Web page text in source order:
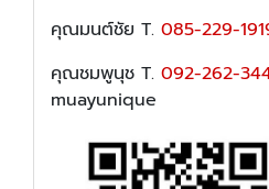
คุณมนต์ชัย T. 085-229-
คุณชมพูนุช T. 092-262-
muayunique